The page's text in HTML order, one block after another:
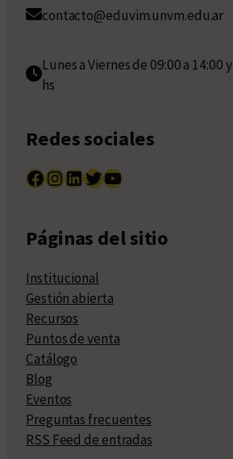
contacto@eduvim.unvm.edu.ar
Lunes a Viernes de 09:00 a 14:00
hs
Redes sociales
Facebook InstagramLinkedIn Twitter YouTube
Páginas del sitio
Institucional
Gestión abierta
Recursos
Puntos de venta
Catálogo
Blog
Eventos
Preguntas frecuentes
RSS Feed de entradas